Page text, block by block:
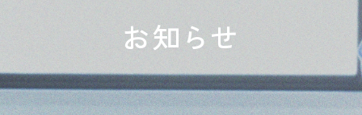
お知らせ